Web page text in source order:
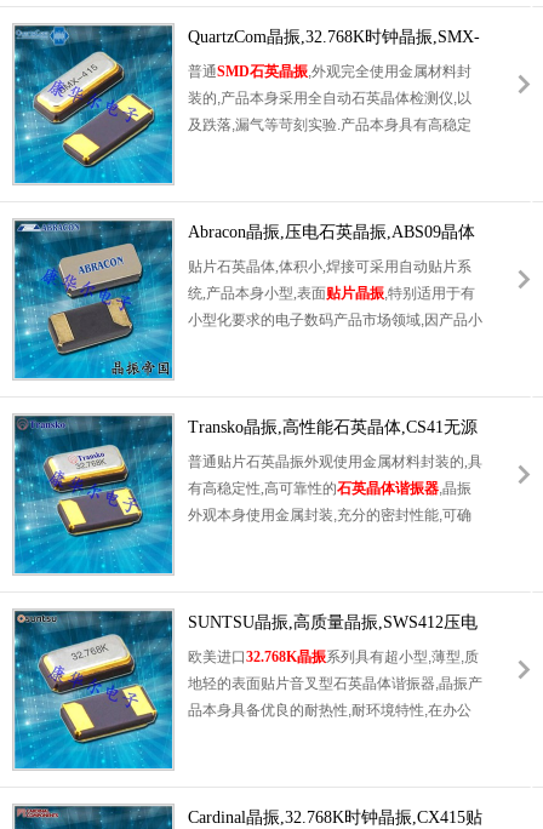
，工作温度范围：-40℃至+85℃，小体积晶振
尺寸：4.1x1.5mm封装，音叉表晶，两脚贴片
晶振， 石英晶体，SMD晶振，手表晶体，无源
晶振，4115mm晶振，石英晶体谐振器。具有
超小型，轻薄型，高性能，高品质，耐热及耐
智能手机设备，电话机等应用。
QuartzCom晶振,32.768K时钟晶振,SMX-
415晶体
普通SMD石英晶振,外观完全使用金属材料封
装的,产品本身采用全自动石英晶体检测仪,以
及跌落,漏气等苛刻实验.产品本身具有高稳定
性能,晶振本身能确保其高可靠性,采用编带包
装,可对应产品应用到自动贴片机告诉安装,满
足无铅焊接的高温回流温度曲线要求.
Abracon晶振,压电石英晶振,ABS09晶体
贴片石英晶体,体积小,焊接可采用自动贴片系
统,产品本身小型,表面贴片晶振,特别适用于有
小型化要求的电子数码产品市场领域,因产品小
品本身可发挥优良的电气特性,满足无铅焊接的
高温回流温度曲线要求.
Transko晶振,高性能石英晶体,CS41无源
晶振
普通贴片石英晶振外观使用金属材料封装的,具
有高稳定性,高可靠性的石英晶体谐振器,晶振
外观本身使用金属封装,充分的密封性能,可确
SUNTSU晶振,高质量晶振,SWS412压电
石英晶体
欧美进口32.768K晶振系列具有超小型,薄型,质
地轻的表面贴片音叉型石英晶体谐振器,晶振产
品本身具备优良的耐热性,耐环境特性,在办公
温度曲线要求,金属外壳的石英晶振使得产品在
封装时能发挥比陶瓷晶振外壳更好的耐冲击性
Cardinal晶振,32.768K时钟晶振,CX415贴